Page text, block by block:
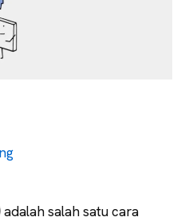
adalah salah satu cara